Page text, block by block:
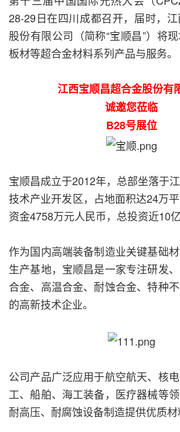
28-29日在四川成都召开，届时，
股份有限公司（简称“宝顺昌”）将现
板材等超合金材料系列产品与服务。
江西宝顺昌超合金股份有
诚邀您莅临
B28号展位
宝顺昌成立于2012年，总部坐落于
技术产业开发区，占地面积达24万
资金4758万元人民币，总投资近10亿
作为国内高端装备制造业关键基础材
生产基地，宝顺昌是一家专注研发
合金、高温合金、耐蚀合金、特种
的高新技术企业。
公司产品广泛应用于航空航天、核
工、船舶、海工装备，医疗器械等领
耐高压、耐腐蚀设备制造提供优质材